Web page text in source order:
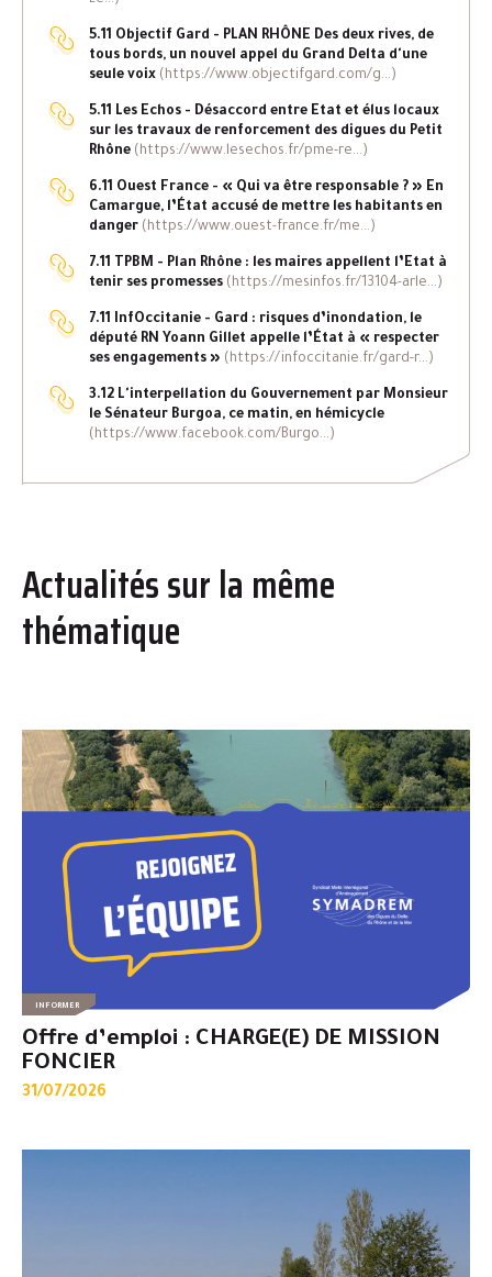
5.11 Objectif Gard - PLAN RHÔNE Des deux rives, de
tous bords, un nouvel appel du Grand Delta d'une
seule voix (https://www.objectifgard.com/g...)
5.11 Les Echos - Désaccord entre Etat et élus locaux
sur les travaux de renforcement des digues du Petit
Rhône (https://www.lesechos.fr/pme-re...)
6.11 Ouest France - « Qui va être responsable ? » En
Camargue, l’État accusé de mettre les habitants en
danger (https://www.ouest-france.fr/me...)
7.11 TPBM - Plan Rhône : les maires appellent l’Etat à
tenir ses promesses (https://mesinfos.fr/13104-arle...)
7.11 InfOccitanie - Gard : risques d’inondation, le
député RN Yoann Gillet appelle l’État à « respecter
ses engagements » (https://infoccitanie.fr/gard-r...)
3.12 L'interpellation du Gouvernement par Monsieur
le Sénateur Burgoa, ce matin, en hémicycle
(https://www.facebook.com/Burgo...)
Actualités sur la même
thématique
INFORMER
Offre d’emploi : CHARGE(E) DE MISSION
FONCIER
31/07/2026